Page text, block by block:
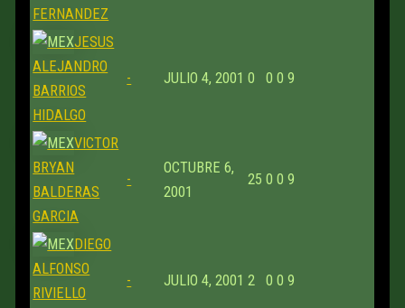
FERNANDEZ
JESUS
ALEJANDRO
BARRIOS
HIDALGO
- JULIO 4, 2001 0 0 0 9
VICTOR
BRYAN
BALDERAS
GARCIA
-
OCTUBRE 6,
2001
25 0 0 9
DIEGO
ALFONSO
RIVIELLO
- JULIO 4, 2001 2 0 0 9